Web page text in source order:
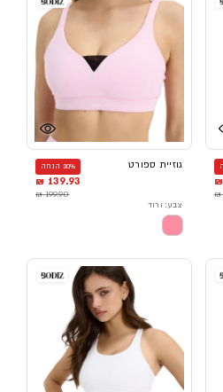
גוזיית ספורט 30% הנחה
139.93 ₪
199.90 ₪
צבע: ורוד